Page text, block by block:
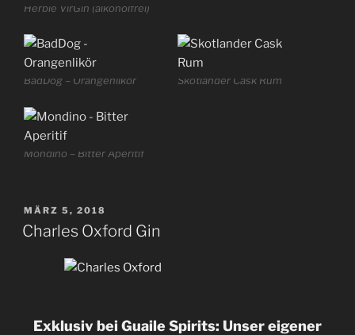
Herbie VirGin (alkoholfrei)
BadDog – Orangenlikör Skotlander Cask Rum
Mondino – Bitter Aperitif
VERÖFFENTLICHT
AM
MÄRZ 5, 2018
Charles Oxford Gin
Exklusiv bei Guaile Spirits: Unser eigener